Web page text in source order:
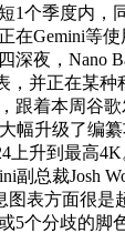
1个季度内，
在Gemini等
深夜，Nano
，并正在某
跟着本周谷
大幅升级了编
上升到最高
副总裁Josh
图表方面很
5个分歧的脚